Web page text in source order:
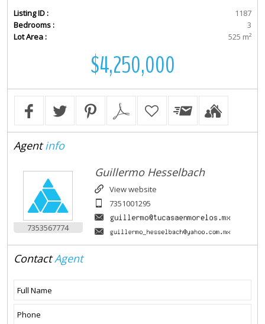
Listing ID :
1187
Bedrooms :
3
Lot Area :
525 m²
$4,250,000
Agentinfo
7353567774
Guillermo Hesselbach
View website
7351001295
ContactAgent